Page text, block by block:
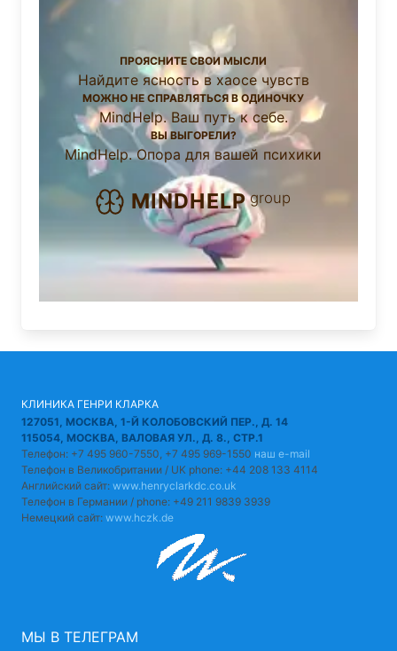
ПРОЯСНИТЕ СВОИ МЫСЛИ
Найдите ясность в хаосе чувств
МОЖНО НЕ СПРАВЛЯТЬСЯ В ОДИНОЧКУ
MindHelp. Ваш путь к себе.
ВЫ ВЫГОРЕЛИ?
MindHelp. Опора для вашей психики
MINDHELP group
КЛИНИКА ГЕНРИ КЛАРКА
127051, МОСКВА, 1-Й КОЛОБОВСКИЙ ПЕР., Д. 14
115054, МОСКВА, ВАЛОВАЯ УЛ., Д. 8., СТР.1
Телефон: +7 495 960-7550, +7 495 969-1550 наш e-mail
Телефон в Великобритании / UK phone: +44 208 133 4114
Английский сайт: www.henryclarkdc.co.uk
Телефон в Германии / phone: +49 211 9839 3939
Немецкий сайт: www.hczk.de
МЫ В ТЕЛЕГРАМ